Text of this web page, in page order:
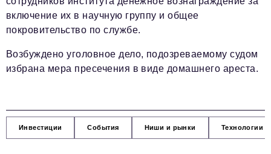
включение их в научную группу и общее
покровительство по службе.
Возбуждено уголовное дело, подозреваемому судом
избрана мера пресечения в виде домашнего ареста.
Инвестиции События Ниши и рынки Технологии